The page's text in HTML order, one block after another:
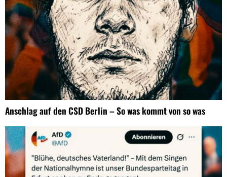
Anschlag auf den CSD Berlin – So was kommt von so was